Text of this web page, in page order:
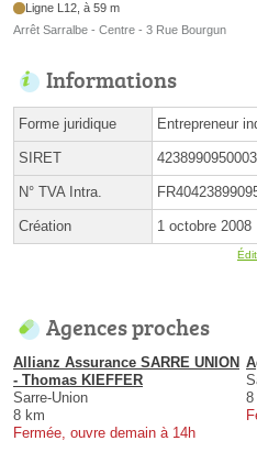
Ligne L12, à 59 m
Arrêt Sarralbe - Centre - 3 Rue Bourgun
Informations
Forme juridique Entrepreneur
SIRET
N° TVA Intra.
Création 1 octobre 2008
Agences proches
Allianz Assurance SARRE UNION
- Thomas KIEFFER
Sarre-Union
8 km
Fermée, ouvre demain à 14h
8